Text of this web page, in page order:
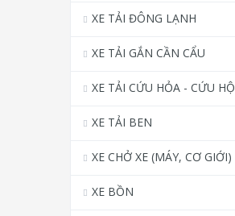
XE TẢI ĐÔNG LẠNH
XE TẢI GẮN CẦN CẨU
XE TẢI CỨU HỎA - CỨU HỘ
XE TẢI BEN
XE CHỞ XE (MÁY, CƠ GIỚI)
XE BỒN